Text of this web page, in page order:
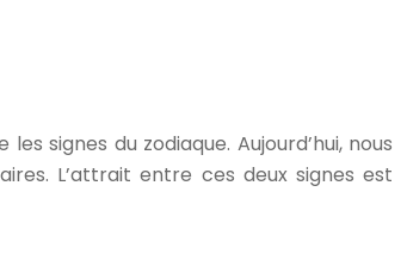
signes du zodiaque. Aujourd’hui, nous
L’attrait entre ces deux signes est